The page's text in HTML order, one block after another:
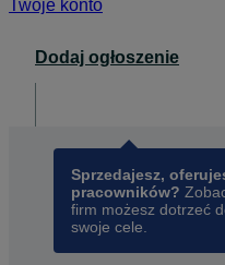
Twoje konto
Dodaj ogłoszenie
Sprzedajesz,
pracowników?
firm możesz dotrzeć
swoje cele.